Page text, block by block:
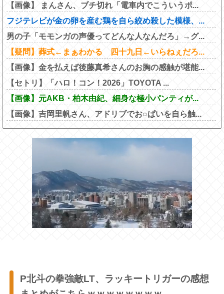
【画像】 まんさん、ブチ切れ「電車内でこういうポ...
フジテレビが金の卵を産む鶏を自ら絞め殺した模様、...
男の子「モモンガの声優ってどんな人なんだろ」→グ...
【疑問】葬式←まぁわかる 四十九日←いらねぇだろ...
【画像】金を払えば後藤真希さんのお胸の感触が堪能...
【セトリ】「ハロ！コン！2026」TOYOTA ...
【画像】元AKB・柏木由紀、細身な極小パンティが...
【画像】吉岡里帆さん、アドリブでお○ぱいを自ら触...
P北斗の拳強敵LT、ラッキートリガーの感想